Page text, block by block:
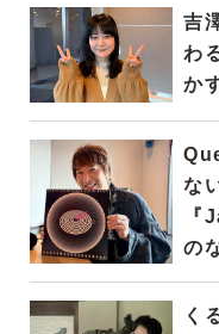
吉
わ
か
な
『
の
く